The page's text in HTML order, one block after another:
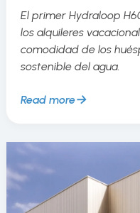
El primer Hydraloop
los alquileres
comodidad de los
sostenible del agua.
Read more